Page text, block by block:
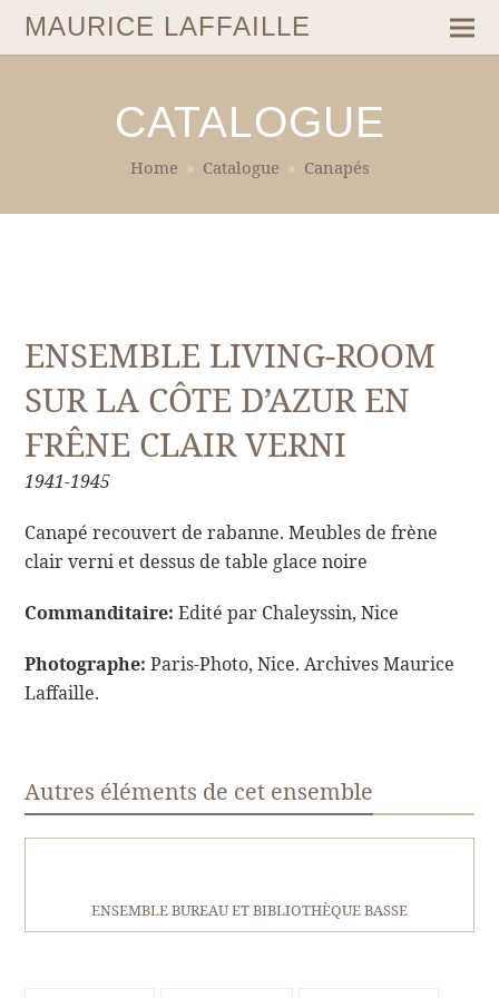
MAURICE LAFFAILLE
CATALOGUE
Home » Catalogue » Canapés
ENSEMBLE LIVING-ROOM
SUR LA CÔTE D’AZUR EN
FRÊNE CLAIR VERNI
1941-1945
Canapé recouvert de rabanne. Meubles de frène
clair verni et dessus de table glace noire
Commanditaire: Edité par Chaleyssin, Nice
Photographe: Paris-Photo, Nice. Archives Maurice
Laffaille.
Autres éléments de cet ensemble
ENSEMBLE BUREAU ET BIBLIOTHÈQUE BASSE